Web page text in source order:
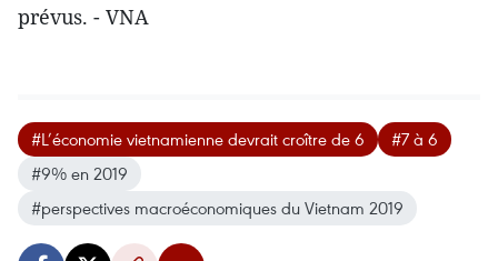
prévus. - VNA
#L’économie vietnamienne devrait croître de 6
#7 à 6
#9% en 2019
#perspectives macroéconomiques du Vietnam 2019